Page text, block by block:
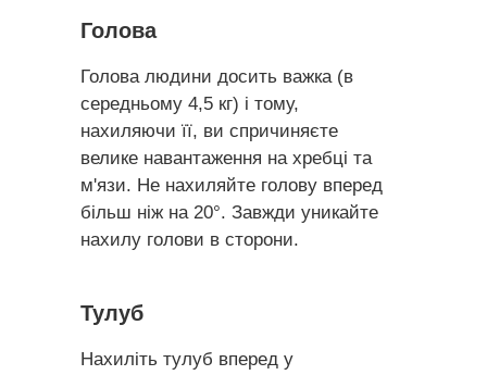
Нахиліть тулуб вперед у
Голова людини досить важка (в
середньому 4,5 кг) і тому,
нахиляючи її, ви спричиняєте
велике навантаження на хребці та
м'язи. Не нахиляйте голову вперед
більш ніж на 20°. Завжди уникайте
нахилу голови в сторони.
Тулуб
Голова